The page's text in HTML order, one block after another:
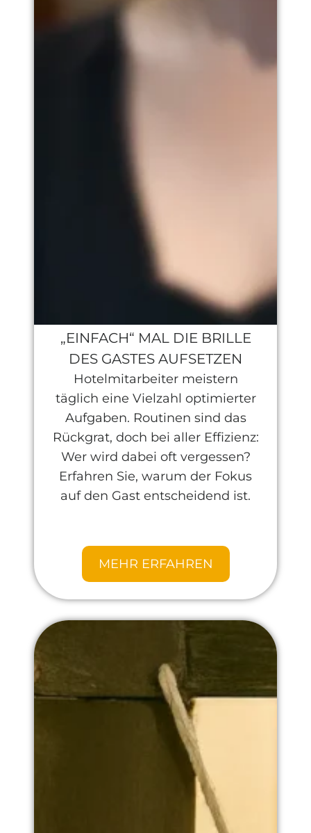
„EINFACH“ MAL DIE BRILLE
DES GASTES AUFSETZEN
Hotelmitarbeiter meistern
täglich eine Vielzahl optimierter
Aufgaben. Routinen sind das
Rückgrat, doch bei aller Effizienz:
Wer wird dabei oft vergessen?
Erfahren Sie, warum der Fokus
auf den Gast entscheidend ist.
MEHR ERFAHREN